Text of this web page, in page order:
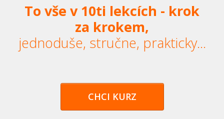
To vše v 10ti lekcích - krok
za krokem,
jednoduše, stručne, prakticky...
CHCI KURZ